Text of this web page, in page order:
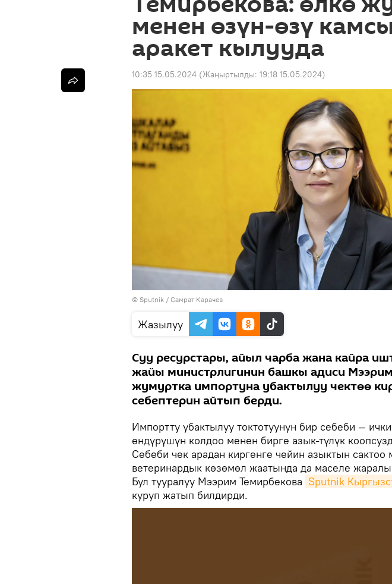
менен өзүн-өзү
аракет кылууда
10:35 15.05.2024 (Жаңыртылды: 19:18 15.05.2024)
© Sputnik / Самрат Карачев
Жазылуу
Суу ресурстары, айыл чарба жана кайра
жайы министрлигинин башкы адиси
жумуртка импортуна убактылуу чектөө
себептерин айтып берди.
Импортту убактылуу токтотуунун бир себеби —
өндүрүшүн колдоо менен бирге азык-түлүк
Себеби чек арадан киргенге чейин азыктын сактоо
ветеринардык көзөмөл жаатында да маселе
Бул тууралуу Мээрим Темирбекова Sputnik
куруп жатып билдирди.